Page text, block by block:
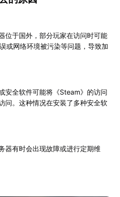
位于国外，部分玩家在访问时可能
或网络环境被污染等问题，导致加
安全软件可能将《Steam》的访问
问。这种情况在安装了多种安全软
器有时会出现故障或进行定期维